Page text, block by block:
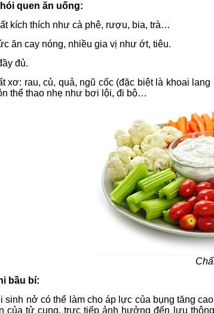
quen ăn uống:
kích thích như cà phê, rượu, bia, trà…
ăn cay nóng, nhiều gia vị như ớt, tiêu.
đủ.
xơ: rau, củ, quả, ngũ cốc (đặc biệt là khoai
thể thao nhẹ như bơi lội, đi bộ…
bầu bí:
sinh nở có thể làm cho áp lực của bụng tăng
của tử cung, trực tiếp ảnh hưởng đến lưu